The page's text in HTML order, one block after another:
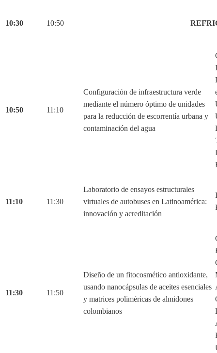
10:30 10:50
10:50 11:10
Configuración de infraestructura verde
mediante el número óptimo de unidades
para la reducción de escorrentía urbana y
contaminación del agua
11:10 11:30
Laboratorio de ensayos estructurales
virtuales de autobuses en Latinoamérica:
innovación y acreditación
11:30 11:50
Diseño de un fitocosmético antioxidante,
usando nanocápsulas de aceites esenciales
y matrices poliméricas de almidones
colombianos